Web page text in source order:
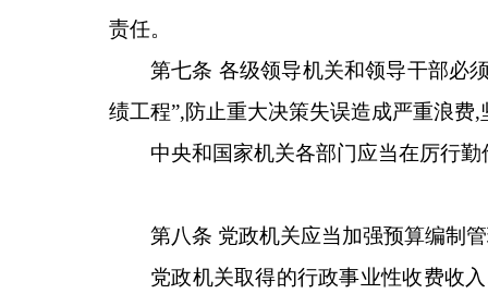
责任。
第七条 各级领导机关和领导干部必
绩工程”,防止重大决策失误造成严重浪
中央和国家机关各部门应当在厉行
第八条 党政机关应当加强预算编制
党政机关取得的行政事业性收费收